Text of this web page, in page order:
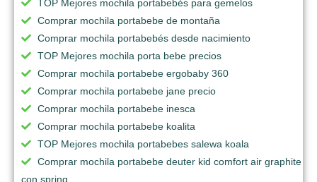
TOP Mejores mochila portabebés para gemelos
Comprar mochila portabebe de montaña
Comprar mochila portabebés desde nacimiento
TOP Mejores mochila porta bebe precios
Comprar mochila portabebe ergobaby 360
Comprar mochila portabebe jane precio
Comprar mochila portabebe inesca
Comprar mochila portabebe koalita
TOP Mejores mochila portabebes salewa koala
Comprar mochila portabebe deuter kid comfort air graphite
con spring